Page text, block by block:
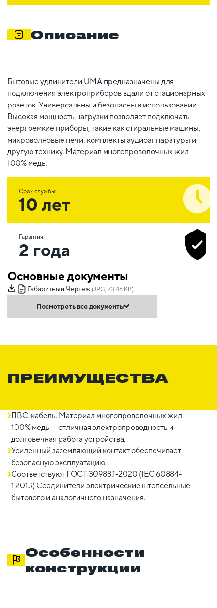
Описание
Бытовые удлинители UMA предназначены для
подключения электроприборов вдали от стационарных
розеток. Универсальны и безопасны в использовании.
Высокая мощность нагрузки позволяет подключать
энергоемкие приборы, такие как стиральные машины,
микроволновые печи, комплекты аудиоаппаратуры и
другую технику. Материал многопроволочных жил —
100% медь.
Срок службы:
10 лет
Гарантия:
2 года
Основные документы
Габаритный Чертеж (JPG, 73.46 KB)
Посмотреть все документы
ПРЕИМУЩЕСТВА
ПВС-кабель. Материал многопроволочных жил —
100% медь — отличная электропроводность и
долговечная работа устройства.
Усиленный заземляющий контакт обеспечивает
безопасную эксплуатацию.
Соответствуют ГОСТ 30988.1-2020 (IEC 60884-
1:2013) Соединители электричеcкие штепсельные
бытового и аналогичного назначения.
Особенности
конструкции